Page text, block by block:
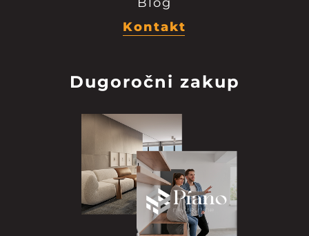
Kontakt
Dugoročni zakup